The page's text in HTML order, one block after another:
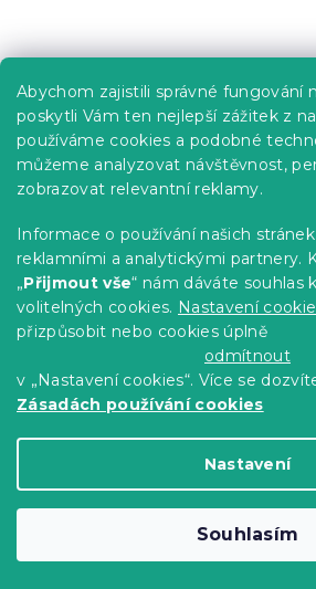
Abychom zajistili správné fungování
poskytli Vám ten nejlepší zážitek z
používáme cookies a podobné
můžeme analyzovat návštěvnost,
zobrazovat relevantní reklamy.
Informace o používání našich
reklamními a analytickými partnery.
„Přijmout vše“ nám dáváte souhlas
volitelných cookies. Nastavení
přizpůsobit nebo cookies úplně
odmítnout
v „Nastavení cookies“. Více se
Zásadách používání cookies
Nastavení
Souhlasím
Světle šedá židle BALI
bukovými nohami
10 dní
Vyzkoušejte v AR
❖
-10 % s kódem:
BTS10